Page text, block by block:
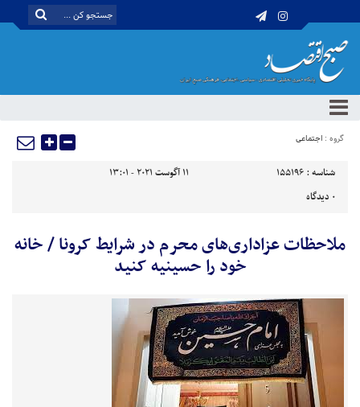
گروه : اجتماعی
شناسه : 155196
11 آگوست 2021 - 13:01
0 دیدگاه
ملاحظات عزاداری‌های محرم در شرایط کرونا / خانه‌
خود را حسینیه کنید